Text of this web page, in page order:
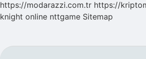
https://modarazzi.com.tr https://
knight online nttgame Sitemap